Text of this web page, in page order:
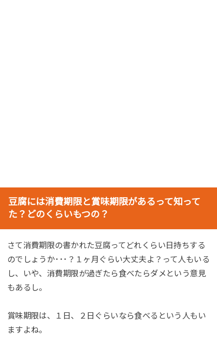
豆腐には消費期限と賞味期限があるって知って
た？どのくらいもつの？
さて消費期限の書かれた豆腐ってどれくらい日持ちする
のでしょうか･･･？１ヶ月ぐらい大丈夫よ？って人もいる
し、いや、消費期限が過ぎたら食べたらダメという意見
もあるし。
賞味期限は、１日、２日ぐらいなら食べるという人もい
ますよね。